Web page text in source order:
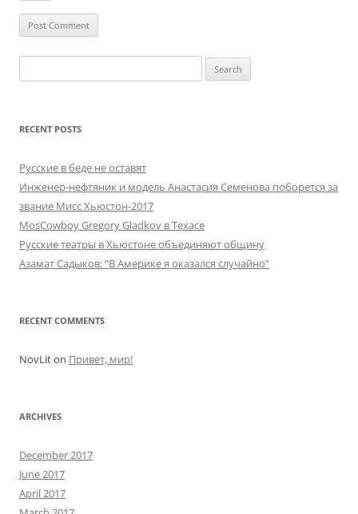
for:
RECENT POSTS
Русские в беде не оставят
Инженер-нефтяник и модель Анастасия Семенова поборется за
звание Мисс Хьюстон-2017
MosCowboy Gregory Gladkov в Техасе
Русские театры в Хьюстоне объединяют общину
Азамат Садыков: “В Америке я оказался случайно”
RECENT COMMENTS
NovLiton Привет, мир!
ARCHIVES
December 2017
June 2017
April 2017